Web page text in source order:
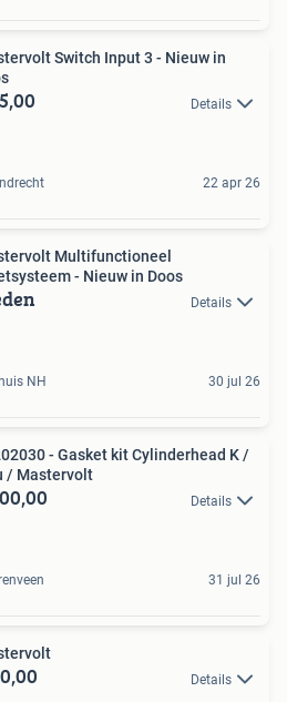
Switch Input 3 - Nieuw in
Details
22 apr 26
Multifunctioneel
- Nieuw in Doos
Details
NH 30 jul 26
- Gasket kit Cylinderhead K /
/ Mastervolt
Details
31 jul 26
Details